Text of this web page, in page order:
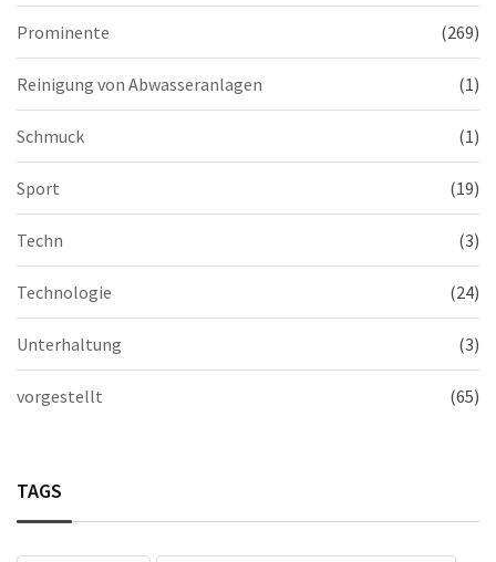
Prominente (269)
Reinigung von Abwasseranlagen (1)
Schmuck (1)
Sport (19)
Techn (3)
Technologie (24)
Unterhaltung (3)
vorgestellt (65)
TAGS